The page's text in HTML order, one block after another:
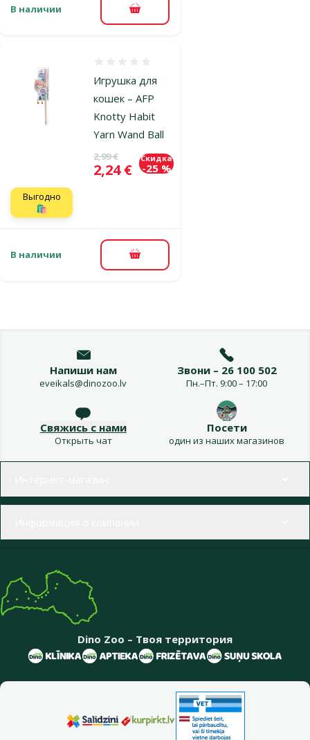
В наличии В корзину
Игрушка для
кошек – AFP
Knotty Habit
Yarn Wand Ball
Исходная цена
2,99 €
Цена
2,24 €
Скидка
-25 %
Выгодно
🛍️
В наличии В корзину
Напиши нам
eveikals@dinozoo.lv
Звони – 26 100 502
Пн.–Пт. 9:00 – 17:00
Свяжись с нами
Открыть чат
Посети
один из наших магазинов
Dino Zoo – Твоя территория